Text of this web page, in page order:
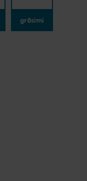
grăsimi